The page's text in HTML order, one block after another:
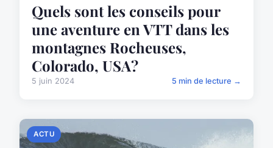
Quels sont les conseils pour
une aventure en VTT dans les
montagnes Rocheuses,
Colorado, USA?
5 juin 2024 5 min de lecture →
ACTU